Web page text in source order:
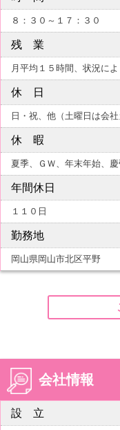
８：３０～１７：３０
残 業
月平均１５時間、状況に
休 日
日・祝、他（土曜日は会社
休 暇
夏季、ＧＷ、年末年始、
年間休日
１１０日
勤務地
岡山県岡山市北区平野
会社情報
設 立